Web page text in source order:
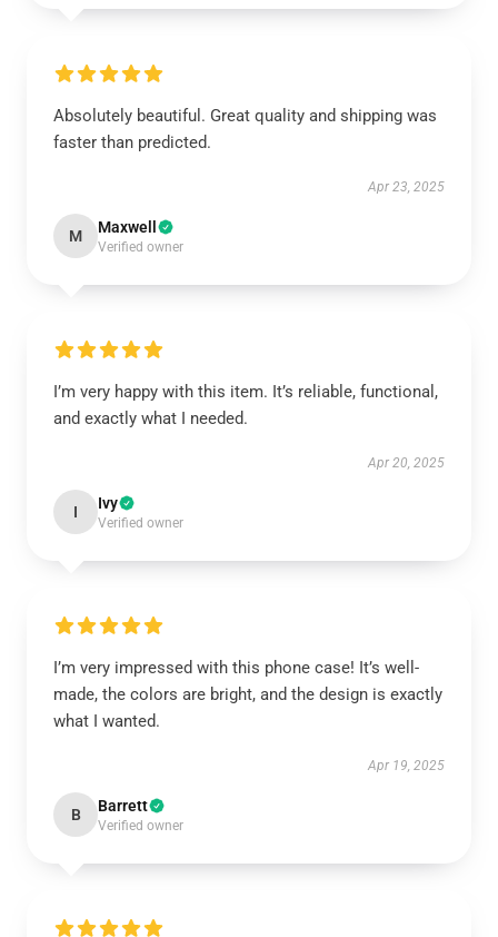
Absolutely beautiful. Great quality and shipping was
faster than predicted.
Apr 23, 2025
M Maxwell
Verified owner
I’m very happy with this item. It’s reliable, functional,
and exactly what I needed.
Apr 20, 2025
I Ivy
Verified owner
I’m very impressed with this phone case! It’s well-
made, the colors are bright, and the design is exactly
what I wanted.
Apr 19, 2025
B Barrett
Verified owner